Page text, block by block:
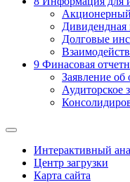
Дивидендная
Долговые
9 Финасовая
Заявление об
Аудиторское
Интерактивный
Центр загрузки
Карта сайта